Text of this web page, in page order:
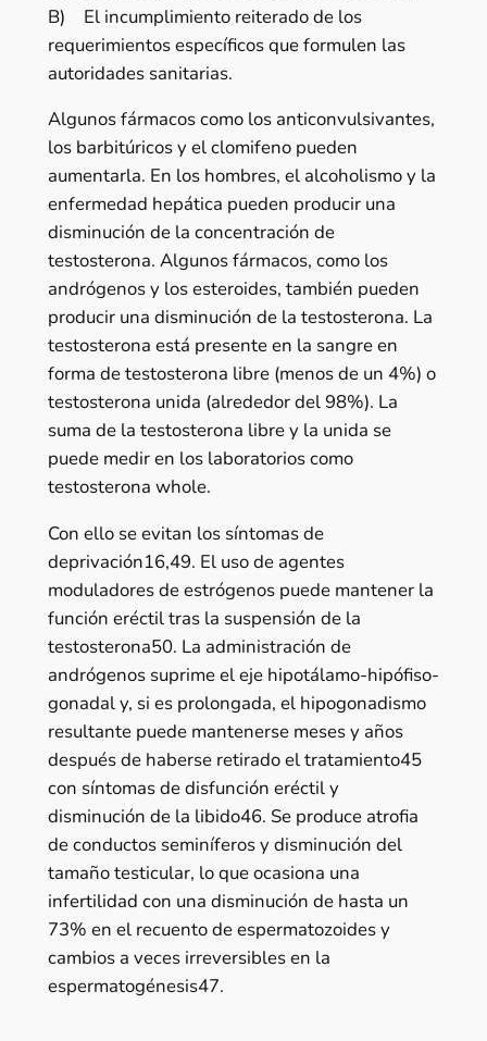
B) El incumplimiento reiterado de los
requerimientos específicos que formulen las
autoridades sanitarias.
Algunos fármacos como los anticonvulsivantes,
los barbitúricos y el clomifeno pueden
aumentarla. En los hombres, el alcoholismo y la
enfermedad hepática pueden producir una
disminución de la concentración de
testosterona. Algunos fármacos, como los
andrógenos y los esteroides, también pueden
producir una disminución de la testosterona. La
testosterona está presente en la sangre en
forma de testosterona libre (menos de un 4%) o
testosterona unida (alrededor del 98%). La
suma de la testosterona libre y la unida se
puede medir en los laboratorios como
testosterona whole.
Con ello se evitan los síntomas de
deprivación16,49. El uso de agentes
moduladores de estrógenos puede mantener la
función eréctil tras la suspensión de la
testosterona50. La administración de
andrógenos suprime el eje hipotálamo-hipófiso-
gonadal y, si es prolongada, el hipogonadismo
resultante puede mantenerse meses y años
después de haberse retirado el tratamiento45
con síntomas de disfunción eréctil y
disminución de la libido46. Se produce atrofia
de conductos seminíferos y disminución del
tamaño testicular, lo que ocasiona una
infertilidad con una disminución de hasta un
73% en el recuento de espermatozoides y
cambios a veces irreversibles en la
espermatogénesis47.